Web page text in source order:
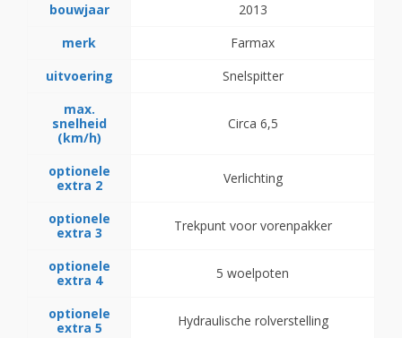
bouwjaar
2013
merk
Farmax
uitvoering
Snelspitter
max.
snelheid
(km/h)
Circa 6,5
optionele
extra 2
Verlichting
optionele
extra 3
Trekpunt voor vorenpakker
optionele
extra 4
5 woelpoten
optionele
extra 5
Hydraulische rolverstelling